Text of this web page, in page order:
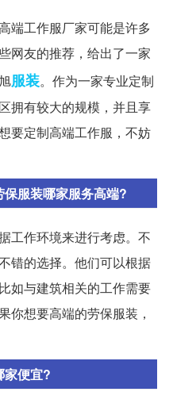
端工作服厂家可能是许多
网友的推荐，给出了一家
服装。作为一家专业定制
拥有较大的规模，并且享
要定制高端工作服，不妨
服装哪家服务高端?
工作环境来进行考虑。不
错的选择。他们可以根据
如与建筑相关的工作需要
你想要高端的劳保服装，
家便宜?